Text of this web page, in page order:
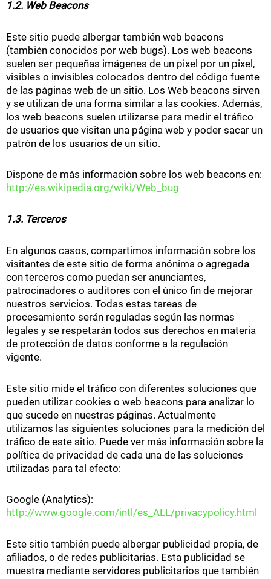
1.2. Web Beacons
Este sitio puede albergar también web beacons
(también conocidos por web bugs). Los web beacons
suelen ser pequeñas imágenes de un pixel por un pixel,
visibles o invisibles colocados dentro del código fuente
de las páginas web de un sitio. Los Web beacons sirven
y se utilizan de una forma similar a las cookies. Además,
los web beacons suelen utilizarse para medir el tráfico
de usuarios que visitan una página web y poder sacar un
patrón de los usuarios de un sitio.
Dispone de más información sobre los web beacons en:
http://es.wikipedia.org/wiki/Web_bug
1.3. Terceros
En algunos casos, compartimos información sobre los
visitantes de este sitio de forma anónima o agregada
con terceros como puedan ser anunciantes,
patrocinadores o auditores con el único fin de mejorar
nuestros servicios. Todas estas tareas de
procesamiento serán reguladas según las normas
legales y se respetarán todos sus derechos en materia
de protección de datos conforme a la regulación
vigente.
Este sitio mide el tráfico con diferentes soluciones que
pueden utilizar cookies o web beacons para analizar lo
que sucede en nuestras páginas. Actualmente
utilizamos las siguientes soluciones para la medición del
tráfico de este sitio. Puede ver más información sobre la
política de privacidad de cada una de las soluciones
utilizadas para tal efecto:
Google (Analytics):
http://www.google.com/intl/es_ALL/privacypolicy.html
Este sitio también puede albergar publicidad propia, de
afiliados, o de redes publicitarias. Esta publicidad se
muestra mediante servidores publicitarios que también